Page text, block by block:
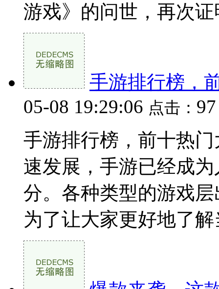
游戏》的问世，再次证
手游排行榜，
05-08 19:29:06 点击：
手游排行榜，前十热
速发展，手游已经成
分。各种类型的游戏
为了让大家更好地了